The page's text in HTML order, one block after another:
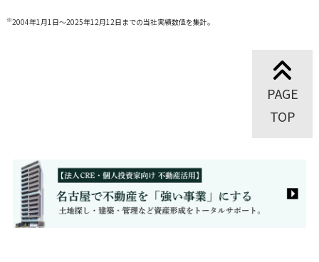
※2004年1月1日～2025年12月12日までの当社実績数値を集計。
PAGE
TOP